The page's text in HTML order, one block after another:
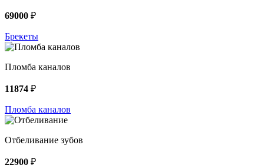
69000 ₽
Брекеты
Пломба каналов
11874 ₽
Пломба каналов
Отбеливание зубов
22900 ₽